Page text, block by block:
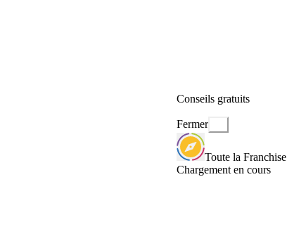
Conseils gratuits
Fermer
Toute la Franchise
Chargement en cours